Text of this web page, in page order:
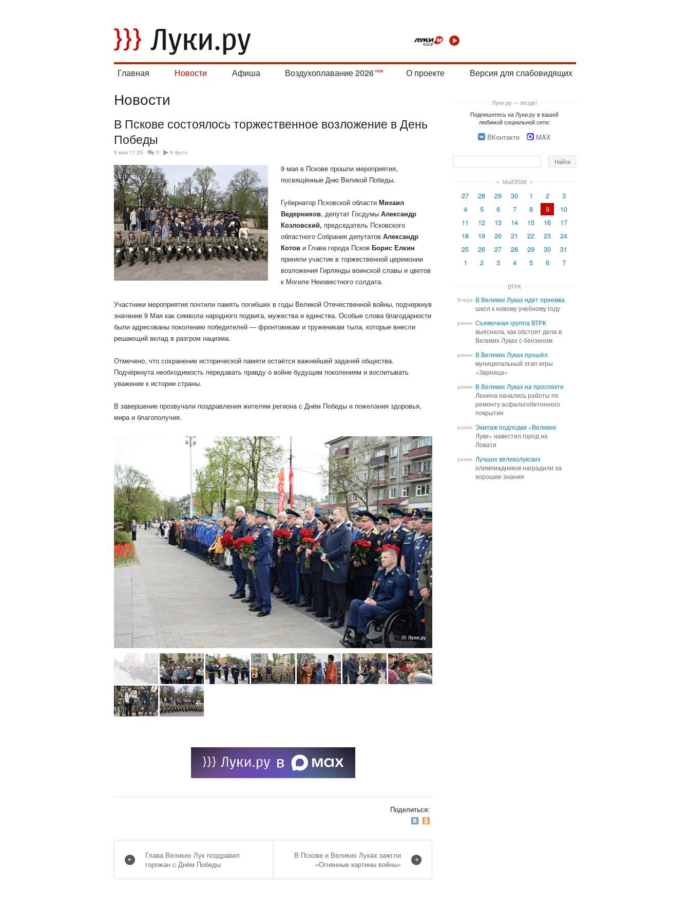
Главная Новости Афиша Воздухоплавание 2026 О проекте Версия для слабовидящих
Новости
В Пскове состоялось торжественное возложение в День
Победы
9 мая 11:26 0 9 фото
9 мая в Пскове прошли мероприятия,
посвящённые Дню Великой Победы.
Губернатор Псковской области Михаил
Ведерников, депутат Госдумы Александр
Козловский, председатель Псковского
областного Собрания депутатов Александр
Котов и Глава города Псков Борис Елкин
приняли участие в торжественной церемонии
возложения Гирлянды воинской славы и цветов
к Могиле Неизвестного солдата.
Участники мероприятия почтили память погибших в годы Великой Отечественной войны, подчеркнув
значение 9 Мая как символа народного подвига, мужества и единства. Особые слова благодарности
были адресованы поколению победителей — фронтовикам и труженикам тыла, которые внесли
решающий вклад в разгром нацизма.
Отмечено, что сохранение исторической памяти остаётся важнейшей задачей общества.
Подчёркнута необходимость передавать правду о войне будущим поколениям и воспитывать
уважение к истории страны.
В завершение прозвучали поздравления жителям региона с Днём Победы и пожелания здоровья,
мира и благополучия.
Поделиться:
Глава Великих Лук поздравил
горожан с Днём Победы
В Пскове и Великих Луках зажгли
«Огненные картины войны»
Луки.ру — везде!
Подпишитесь на Луки.ру в вашей
любимой социальной сети:
ВКонтакте MAX
◄ Май'2026 ►
27 28 29 30 1 2
3
4
5 6 7 8 9
10
11
12 13 14 15 16
17
18
19 20 21 22 23
24
25
26 27 28 29 30
31
1
2 3 4 5 6 7
ВТРК
Вчера В Великих Луках идет приемка
школ к новому учебному году
В Великих Луках идет приемка
школ к новому учебному году
ранее Cъемочная группа ВТРК
выяснила, как обстоят дела в
Великих Луках с бензином
Cъемочная группа ВТРК
выяснила, как обстоят дела в
Великих Луках с бензином
ранее В Великих Луках прошёл
муниципальный этап игры
«Зарница»
В Великих Луках прошёл
муниципальный этап игры
«Зарница»
ранее В Великих Луках на проспекте
Ленина начались работы по
ремонту асфальтобетонного
покрытия
В Великих Луках на проспекте
Ленина начались работы по
ремонту асфальтобетонного
покрытия
ранее Экипаж подлодки «Великие
Луки» навестил город на
Ловати
Экипаж подлодки «Великие
Луки» навестил город на
Ловати
ранее Лучших великолукских
олимпиадников наградили за
хорошие знания
Лучших великолукских
олимпиадников наградили за
хорошие знания